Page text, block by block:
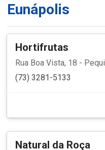
Eunápolis
Hortifrutas
Rua Boa Vista, 18 - Pequi
(73) 3281-5133
Natural da Roça